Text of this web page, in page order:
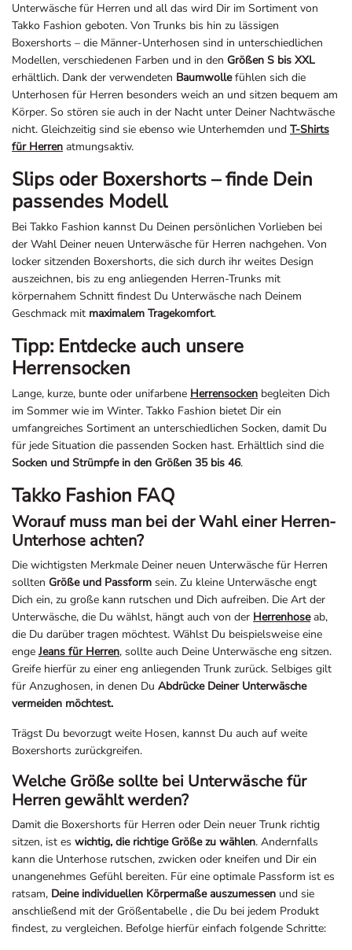
Unterwäsche für Herren und all das wird Dir im Sortiment von
Takko Fashion geboten. Von Trunks bis hin zu lässigen
Boxershorts – die Männer-Unterhosen sind in unterschiedlichen
Modellen, verschiedenen Farben und in den Größen S bis XXL
erhältlich. Dank der verwendeten Baumwollefühlen sich die
Unterhosen für Herren besonders weich an und sitzen bequem am
Körper. So stören sie auch in der Nacht unter Deiner Nachtwäsche
nicht. Gleichzeitig sind sie ebenso wie Unterhemden und T-Shirts
für Herren atmungsaktiv.
Slips oder Boxershorts – finde Dein
passendes Modell
Bei Takko Fashion kannst Du Deinen persönlichen Vorlieben bei
der Wahl Deiner neuen Unterwäsche für Herren nachgehen. Von
locker sitzenden Boxershorts, die sich durch ihr weites Design
auszeichnen, bis zu eng anliegenden Herren-Trunks mit
körpernahem Schnitt findest Du Unterwäsche nach Deinem
Geschmack mit maximalem Tragekomfort.
Tipp: Entdecke auch unsere
Herrensocken
Lange, kurze, bunte oder unifarbene Herrensocken begleiten Dich
im Sommer wie im Winter. Takko Fashion bietet Dir ein
umfangreiches Sortiment an unterschiedlichen Socken, damit Du
für jede Situation die passenden Socken hast. Erhältlich sind die
Socken und Strümpfe in den Größen 35 bis 46.
Takko Fashion FAQ
Worauf muss man bei der Wahl einer Herren-
Unterhose achten?
Die wichtigsten Merkmale Deiner neuen Unterwäsche für Herren
sollten Größe und Passform sein. Zu kleine Unterwäsche engt
Dich ein, zu große kann rutschen und Dich aufreiben. Die Art der
Unterwäsche, die Du wählst, hängt auch von der Herrenhoseab,
die Du darüber tragen möchtest. Wählst Du beispielsweise eine
enge Jeans für Herren, sollte auch Deine Unterwäsche eng sitzen.
Greife hierfür zu einer eng anliegenden Trunk zurück. Selbiges gilt
für Anzughosen, in denen Du Abdrücke Deiner Unterwäsche
vermeiden möchtest.
Trägst Du bevorzugt weite Hosen, kannst Du auch auf weite
Boxershorts zurückgreifen.
Welche Größe sollte bei Unterwäsche für
Herren gewählt werden?
Damit die Boxershorts für Herren oder Dein neuer Trunk richtig
sitzen, ist es wichtig, die richtige Größe zu wählen. Andernfalls
kann die Unterhose rutschen, zwicken oder kneifen und Dir ein
unangenehmes Gefühl bereiten. Für eine optimale Passform ist es
ratsam, Deine individuellen Körpermaße auszumessen und sie
anschließend mit der Größentabelle , die Du bei jedem Produkt
findest, zu vergleichen. Befolge hierfür einfach folgende Schritte: